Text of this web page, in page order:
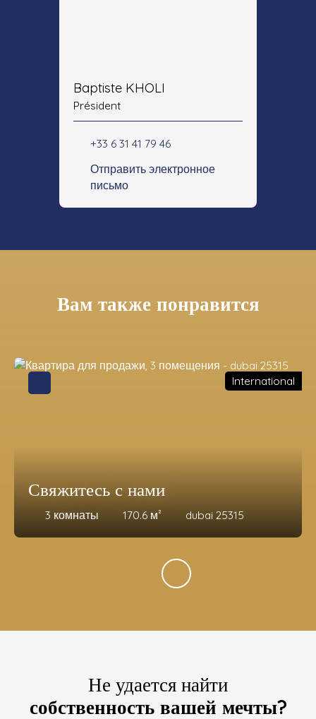
Baptiste KHOLI
Président
+33 6 31 41 79 46
Отправить электронное
письмо
Вам также понравится
Свяжитесь с нами
3 комнаты 170.6 м² dubai 25315
International
Не удается найти
собственность вашей мечты?